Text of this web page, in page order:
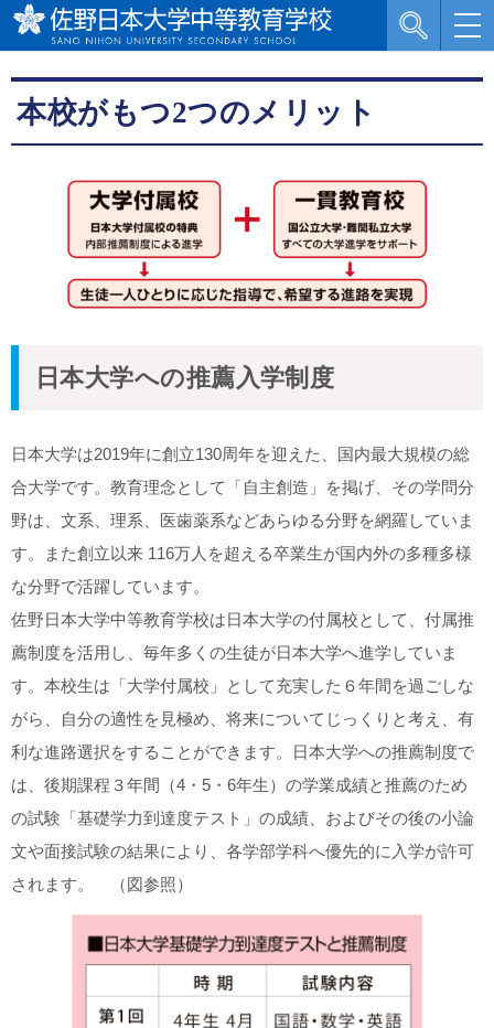
本校がもつ2つのメリット
日本大学への推薦入学制度
日本大学は2019年に創立130周年を迎えた、国内最大規模の総
合大学です。教育理念として「自主創造」を掲げ、その学問分
野は、文系、理系、医歯薬系などあらゆる分野を網羅していま
す。また創立以来 116万人を超える卒業生が国内外の多種多様
な分野で活躍しています。
佐野日本大学中等教育学校は日本大学の付属校として、付属推
薦制度を活用し、毎年多くの生徒が日本大学へ進学していま
す。本校生は「大学付属校」として充実した６年間を過ごしな
がら、自分の適性を見極め、将来についてじっくりと考え、有
利な進路選択をすることができます。日本大学への推薦制度で
は、後期課程３年間（4・5・6年生）の学業成績と推薦のため
の試験「基礎学力到達度テスト」の成績、およびその後の小論
文や面接試験の結果により、各学部学科へ優先的に入学が許可
されます。 （図参照）